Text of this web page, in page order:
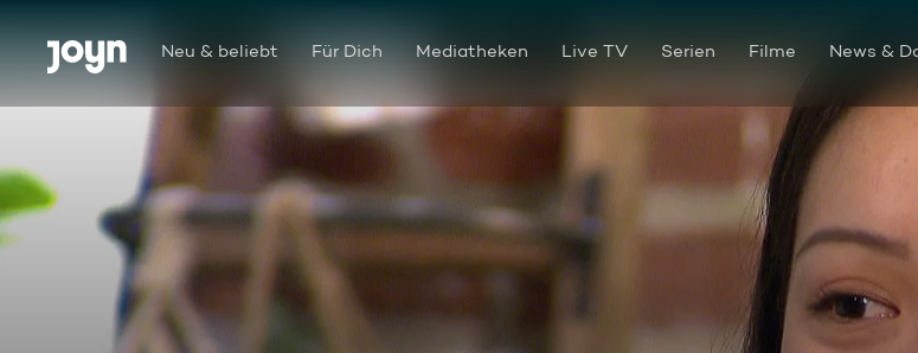
Zum Inhalt springen
Barrierefrei Neu & beliebt Für Dich Mediatheken Live TV Serien Filme News &